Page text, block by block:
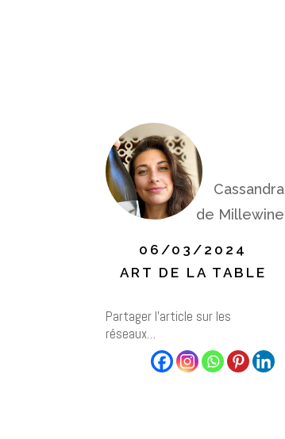
Cassandra
de Millewine
06/03/2024
ART DE LA TABLE
Partager l’article sur les
réseaux…